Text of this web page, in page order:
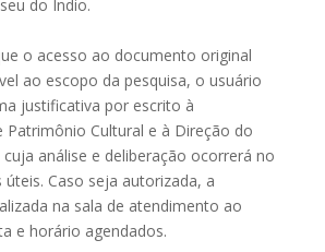
do Índio.
o acesso ao documento original
ao escopo da pesquisa, o usuário
justificativa por escrito à
Patrimônio Cultural e à Direção do
análise e deliberação ocorrerá no
úteis. Caso seja autorizada, a
na sala de atendimento ao
e horário agendados.